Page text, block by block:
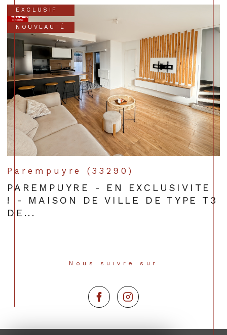
EXCLUSIF
NOUVEAUTÉ
Parempuyre (33290)
PAREMPUYRE - EN EXCLUSIVITE
! - MAISON DE VILLE DE TYPE T3
DE...
Nous suivre sur